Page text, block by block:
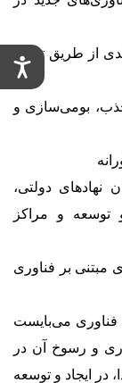
از طریق تجهیز
جذب، بومی‌سازی و
دولتی،
توسعه و مراکز
بر فناوری
می‌بایست
و رسوخ آن در
در ایجاد و توسعه